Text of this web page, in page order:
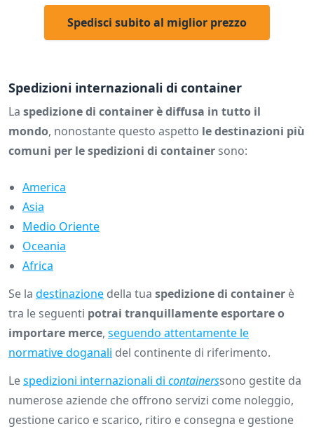
Spedisci subito al miglior prezzo
Spedizioni internazionali di container
La spedizione di container è diffusa in tutto il
mondo, nonostante questo aspetto le destinazioni più
comuni per le spedizioni di container sono:
America
Asia
Medio Oriente
Oceania
Africa
Se la destinazione della tua spedizione di container è
tra le seguenti potrai tranquillamente esportare o
importare merce, seguendo attentamente le
normative doganali del continente di riferimento.
Lespedizioni internazionali di containerssono gestite da
numerose aziende che offrono servizi come noleggio,
gestione carico e scarico, ritiro e consegna e gestione